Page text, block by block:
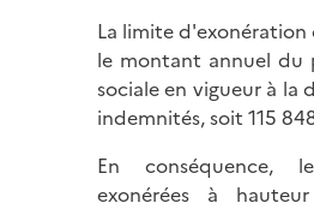
La limite
le montant annuel du
sociale en vigueur à la
indemnités, soit 115
En conséquence,
exonérées à